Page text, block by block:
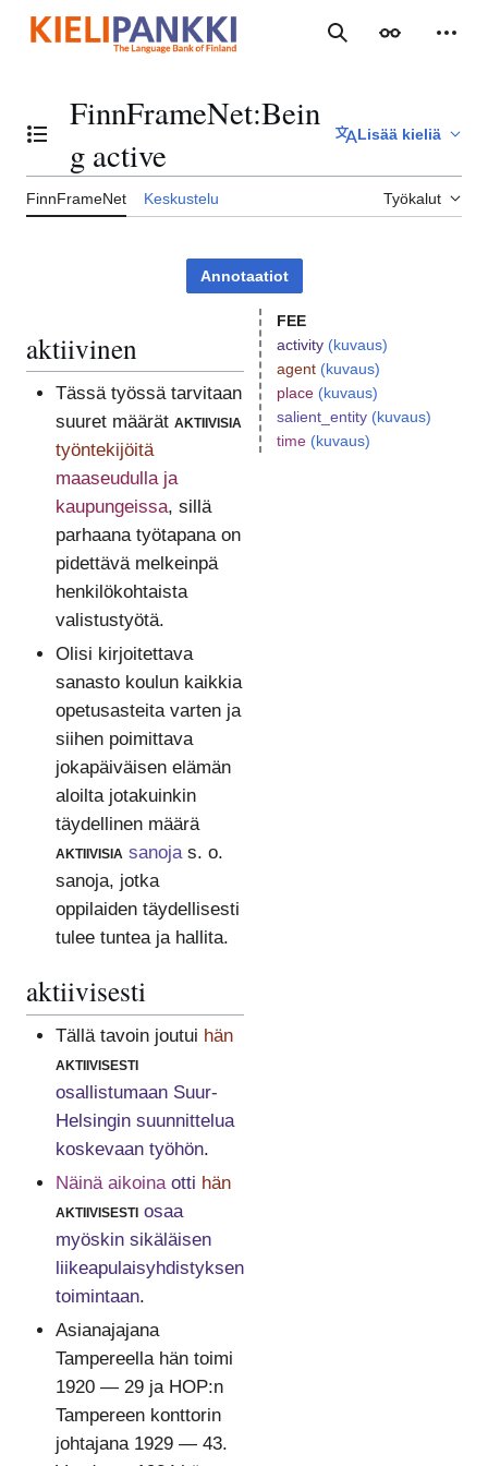
sisältöön
Haku Ulkoasu
Vaihda sisällysluettelo
FinnFrameNet:Bein
g active
Lisää kieliä
FinnFrameNet Keskustelu Työkalut
Annotaatiot
aktiivinen
Tässä työssä tarvitaan
suuret määrät aktiivisia
työntekijöitä
maaseudulla ja
kaupungeissa, sillä
parhaana työtapana on
pidettävä melkeinpä
henkilökohtaista
valistustyötä.
Olisi kirjoitettava
sanasto koulun kaikkia
opetusasteita varten ja
siihen poimittava
jokapäiväisen elämän
aloilta jotakuinkin
täydellinen määrä
aktiivisia sanojas. o.
sanoja, jotka
oppilaiden täydellisesti
tulee tuntea ja hallita.
aktiivisesti
Tällä tavoin joutui hän
aktiivisesti
osallistumaan Suur-
Helsingin suunnittelua
koskevaan työhön.
Näinä aikoina otti hän
aktiivisesti osaa
myöskin sikäläisen
liikeapulaisyhdistyksen
toimintaan.
Asianajajana
Tampereella hän toimi
1920 — 29 ja HOP:n
Tampereen konttorin
johtajana 1929 — 43.
FEE
activity (kuvaus)
agent (kuvaus)
place (kuvaus)
salient_entity (kuvaus)
time (kuvaus)